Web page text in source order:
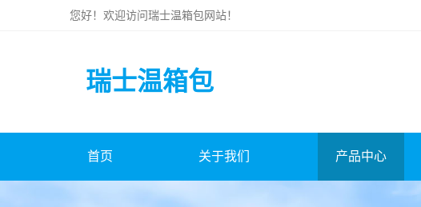
您好！欢迎访问瑞士温箱包网站！
瑞士温箱包
首页 关于我们 产品中心